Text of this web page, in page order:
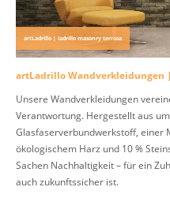
artLadrillo | ladrillo masonry terrosa
artLadrillo Wandverkleidungen
Unsere Wandverkleidungen
Verantwortung. Hergestellt aus
Glasfaserverbundwerkstoff, einer
ökologischem Harz und 10 %
Sachen Nachhaltigkeit – für ein
auch zukunftssicher ist.